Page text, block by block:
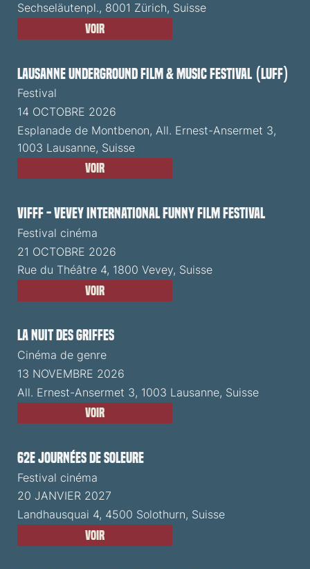
Sechseläutenpl., 8001 Zürich, Suisse
Voir
Lausanne Underground Film & Music Festival (LUFF)
Festival
14 OCTOBRE 2026
Esplanade de Montbenon, All. Ernest-Ansermet 3,
1003 Lausanne, Suisse
Voir
VIFFF - Vevey International Funny Film Festival
Festival cinéma
21 OCTOBRE 2026
Rue du Théâtre 4, 1800 Vevey, Suisse
Voir
La Nuit des Griffes
Cinéma de genre
13 NOVEMBRE 2026
All. Ernest-Ansermet 3, 1003 Lausanne, Suisse
Voir
62e Journées de Soleure
Festival cinéma
20 JANVIER 2027
Landhausquai 4, 4500 Solothurn, Suisse
Voir